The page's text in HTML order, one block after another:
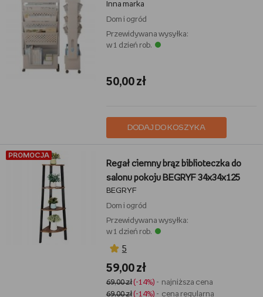
Inna marka
Dom i ogród
Przewidywana wysyłka:
w 1 dzień rob.
50,00 zł
DODAJ DO KOSZYKA
PROMOCJA
Regał ciemny brąz biblioteczka do
salonu pokoju BEGRYF 34x34x125
BEGRYF
Dom i ogród
Przewidywana wysyłka:
w 1 dzień rob.
5
59,00 zł
69,00 zł(-14%) - najniższa cena
69,00 zł(-14%) - cena regularna